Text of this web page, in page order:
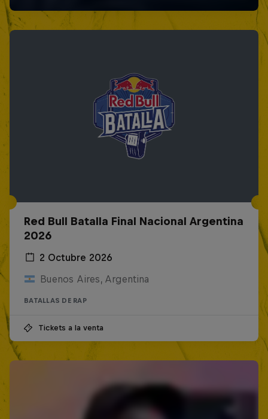
Red Bull Batalla Final Nacional Argentina
2026
2 Octubre 2026
Buenos Aires, Argentina
BATALLAS DE RAP
Tickets a la venta